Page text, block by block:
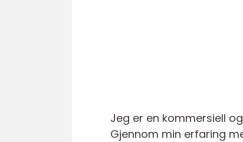
Jeg er en kommersiell
Gjennom min erfaring